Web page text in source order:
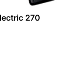
270